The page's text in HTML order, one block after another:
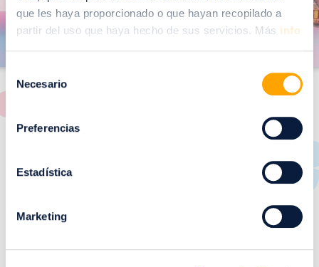
que les haya proporcionado o que hayan recopilado a
partir del uso que haya hecho de sus servicios. Más info
Selección
Necesario
Preferencias
Estadística
Marketing
n
RESTAURANTES
de Puerto Venecia
restaurantes de Puerto Venecia. Descubre las mejores